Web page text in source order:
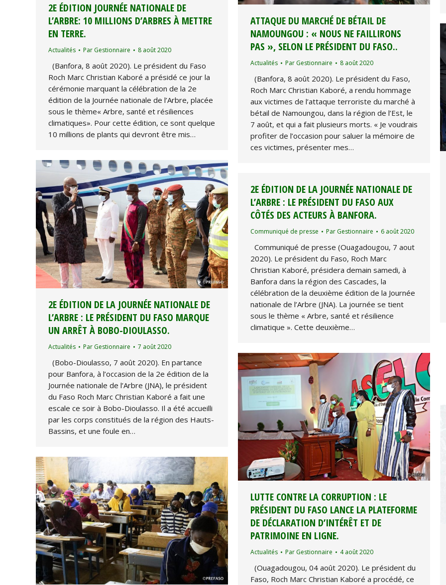
2E ÉDITION JOURNÉE NATIONALE DE
L’ARBRE: 10 MILLIONS D’ARBRES À METTRE
EN TERRE.
Actualités Par Gestionnaire 8 août 2020
(Banfora, 8 août 2020). Le président du Faso
Roch Marc Christian Kaboré a présidé ce jour la
cérémonie marquant la célébration de la 2e
édition de la Journée nationale de l’Arbre, placée
sous le thème« Arbre, santé et résiliences
climatiques». Pour cette édition, ce sont quelque
10 millions de plants qui devront être mis…
ATTAQUE DU MARCHÉ DE BÉTAIL DE
NAMOUNGOU : « NOUS NE FAILLIRONS
PAS », SELON LE PRÉSIDENT DU FASO..
Actualités Par Gestionnaire 8 août 2020
(Banfora, 8 août 2020). Le président du Faso,
Roch Marc Christian Kaboré, a rendu hommage
aux victimes de l’attaque terroriste du marché à
bétail de Namoungou, dans la région de l’Est, le
7 août, et qui a fait plusieurs morts. « Je voudrais
profiter de l’occasion pour saluer la mémoire de
ces victimes, présenter mes…
2E ÉDITION DE LA JOURNÉE NATIONALE DE
L’ARBRE : LE PRÉSIDENT DU FASO MARQUE
UN ARRÊT À BOBO-DIOULASSO.
Actualités Par Gestionnaire 7 août 2020
(Bobo-Dioulasso, 7 août 2020). En partance
pour Banfora, à l’occasion de la 2e édition de la
Journée nationale de l’Arbre (JNA), le président
du Faso Roch Marc Christian Kaboré a fait une
escale ce soir à Bobo-Dioulasso. Il a été accueilli
par les corps constitués de la région des Hauts-
Bassins, et une foule en…
2E ÉDITION DE LA JOURNÉE NATIONALE DE
L’ARBRE : LE PRÉSIDENT DU FASO AUX
CÔTÉS DES ACTEURS À BANFORA.
Communiqué de presse Par Gestionnaire 6 août 2020
Communiqué de presse (Ouagadougou, 7 aout
2020). Le président du Faso, Roch Marc
Christian Kaboré, présidera demain samedi, à
Banfora dans la région des Cascades, la
célébration de la deuxième édition de la Journée
nationale de l’Arbre (JNA). La journée se tient
sous le thème « Arbre, santé et résilience
climatique ». Cette deuxième…
LUTTE CONTRE LA CORRUPTION : LE
PRÉSIDENT DU FASO LANCE LA PLATEFORME
DE DÉCLARATION D’INTÉRÊT ET DE
PATRIMOINE EN LIGNE.
Actualités Par Gestionnaire 4 août 2020
(Ouagadougou, 04 août 2020). Le président du
Faso, Roch Marc Christian Kaboré a procédé, ce